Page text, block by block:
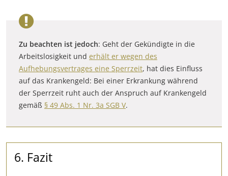
Zu beachten ist jedoch: Geht der Gekündigte in die
Arbeitslosigkeit und erhält er wegen des
Aufhebungsvertrages eine Sperrzeit, hat dies Einfluss
auf das Krankengeld: Bei einer Erkrankung während
der Sperrzeit ruht auch der Anspruch auf Krankengeld
gemäß § 49 Abs. 1 Nr. 3a SGB V.
6. Fazit